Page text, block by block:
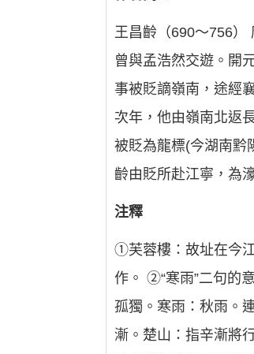
王昌齡（690～756）
曾與孟浩然交遊。開
事被貶謫嶺南，途經
次年，他由嶺南北返
被貶為龍標(今湖南黔
齡由貶所赴江寧，為
注釋
①芙蓉樓：故址在今
作。 ②“寒雨”二句的
孤獨。寒雨：秋雨。
漸。楚山：指辛漸將